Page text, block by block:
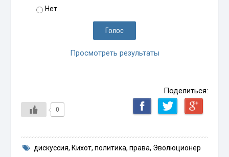
Нет
Просмотреть результаты
Поделиться:
0
дискуссия, Кихот, политика, права, Эволюционер